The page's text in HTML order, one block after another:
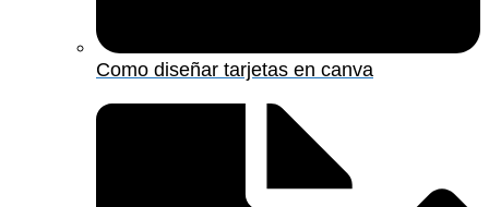
Como diseñar tarjetas en canva